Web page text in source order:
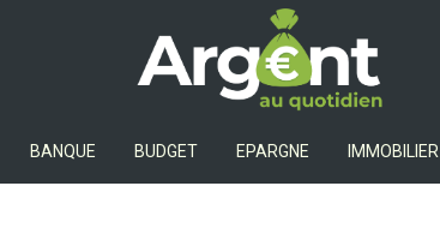
Argent Au Quotidien
BANQUE BUDGET EPARGNE IMMOBILIER